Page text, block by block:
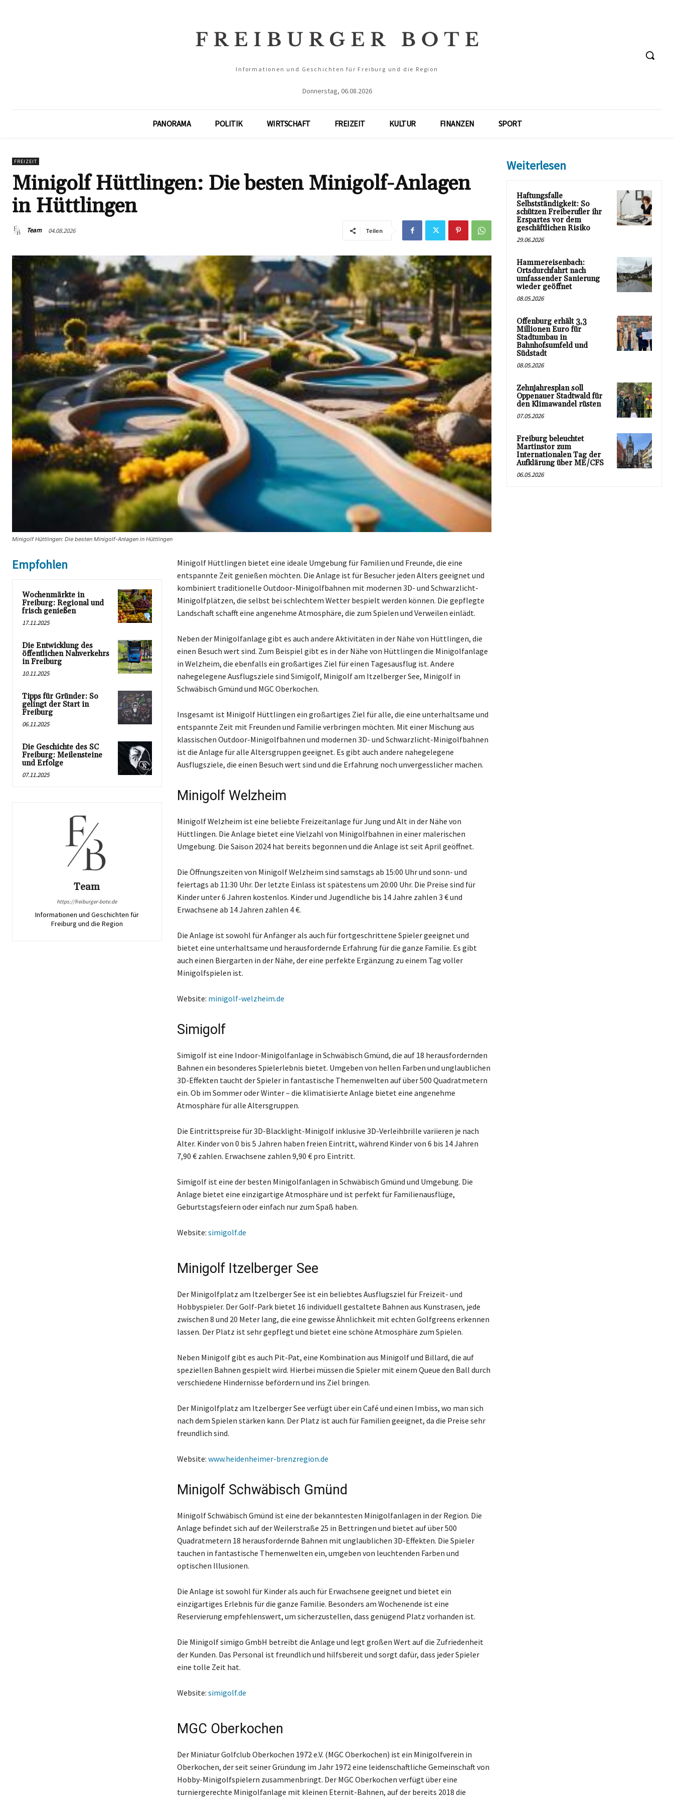
Informationen und Geschichten für Freiburg und die Region
Donnerstag, 06.08.2026
PANORAMA POLITIK WIRTSCHAFT FREIZEIT KULTUR FINANZEN SPORT
FREIZEIT
Minigolf Hüttlingen: Die besten Minigolf-Anlagen
in Hüttlingen
Team 04.08.2026 Teilen
Minigolf Hüttlingen: Die besten Minigolf-Anlagen in Hüttlingen
Empfohlen
Wochenmärkte in
Freiburg: Regional und
frisch genießen
17.11.2025
Die Entwicklung des
öffentlichen Nahverkehrs
in Freiburg
10.11.2025
Tipps für Gründer: So
gelingt der Start in
Freiburg
06.11.2025
Die Geschichte des SC
Freiburg: Meilensteine
und Erfolge
07.11.2025
Team
https://freiburger-bote.de
Informationen und Geschichten für
Freiburg und die Region
Minigolf Hüttlingen bietet eine ideale Umgebung für Familien und Freunde, die eine
entspannte Zeit genießen möchten. Die Anlage ist für Besucher jeden Alters geeignet und
kombiniert traditionelle Outdoor-Minigolfbahnen mit modernen 3D- und Schwarzlicht-
Minigolfplätzen, die selbst bei schlechtem Wetter bespielt werden können. Die gepflegte
Landschaft schafft eine angenehme Atmosphäre, die zum Spielen und Verweilen einlädt.
Neben der Minigolfanlage gibt es auch andere Aktivitäten in der Nähe von Hüttlingen, die
einen Besuch wert sind. Zum Beispiel gibt es in der Nähe von Hüttlingen die Minigolfanlage
in Welzheim, die ebenfalls ein großartiges Ziel für einen Tagesausflug ist. Andere
nahegelegene Ausflugsziele sind Simigolf, Minigolf am Itzelberger See, Minigolf in
Schwäbisch Gmünd und MGC Oberkochen.
Insgesamt ist Minigolf Hüttlingen ein großartiges Ziel für alle, die eine unterhaltsame und
entspannte Zeit mit Freunden und Familie verbringen möchten. Mit einer Mischung aus
klassischen Outdoor-Minigolfbahnen und modernen 3D- und Schwarzlicht-Minigolfbahnen
ist die Anlage für alle Altersgruppen geeignet. Es gibt auch andere nahegelegene
Ausflugsziele, die einen Besuch wert sind und die Erfahrung noch unvergesslicher machen.
Minigolf Welzheim
Minigolf Welzheim ist eine beliebte Freizeitanlage für Jung und Alt in der Nähe von
Hüttlingen. Die Anlage bietet eine Vielzahl von Minigolfbahnen in einer malerischen
Umgebung. Die Saison 2024 hat bereits begonnen und die Anlage ist seit April geöffnet.
Die Öffnungszeiten von Minigolf Welzheim sind samstags ab 15:00 Uhr und sonn- und
feiertags ab 11:30 Uhr. Der letzte Einlass ist spätestens um 20:00 Uhr. Die Preise sind für
Kinder unter 6 Jahren kostenlos. Kinder und Jugendliche bis 14 Jahre zahlen 3 € und
Erwachsene ab 14 Jahren zahlen 4 €.
Die Anlage ist sowohl für Anfänger als auch für fortgeschrittene Spieler geeignet und
bietet eine unterhaltsame und herausfordernde Erfahrung für die ganze Familie. Es gibt
auch einen Biergarten in der Nähe, der eine perfekte Ergänzung zu einem Tag voller
Minigolfspielen ist.
Website: minigolf-welzheim.de
Simigolf
Simigolf ist eine Indoor-Minigolfanlage in Schwäbisch Gmünd, die auf 18 herausfordernden
Bahnen ein besonderes Spielerlebnis bietet. Umgeben von hellen Farben und unglaublichen
3D-Effekten taucht der Spieler in fantastische Themenwelten auf über 500 Quadratmetern
ein. Ob im Sommer oder Winter – die klimatisierte Anlage bietet eine angenehme
Atmosphäre für alle Altersgruppen.
Die Eintrittspreise für 3D-Blacklight-Minigolf inklusive 3D-Verleihbrille variieren je nach
Alter. Kinder von 0 bis 5 Jahren haben freien Eintritt, während Kinder von 6 bis 14 Jahren
7,90 € zahlen. Erwachsene zahlen 9,90 € pro Eintritt.
Simigolf ist eine der besten Minigolfanlagen in Schwäbisch Gmünd und Umgebung. Die
Anlage bietet eine einzigartige Atmosphäre und ist perfekt für Familienausflüge,
Geburtstagsfeiern oder einfach nur zum Spaß haben.
Website: simigolf.de
Minigolf Itzelberger See
Der Minigolfplatz am Itzelberger See ist ein beliebtes Ausflugsziel für Freizeit- und
Hobbyspieler. Der Golf-Park bietet 16 individuell gestaltete Bahnen aus Kunstrasen, jede
zwischen 8 und 20 Meter lang, die eine gewisse Ähnlichkeit mit echten Golfgreens erkennen
lassen. Der Platz ist sehr gepflegt und bietet eine schöne Atmosphäre zum Spielen.
Neben Minigolf gibt es auch Pit-Pat, eine Kombination aus Minigolf und Billard, die auf
speziellen Bahnen gespielt wird. Hierbei müssen die Spieler mit einem Queue den Ball durch
verschiedene Hindernisse befördern und ins Ziel bringen.
Der Minigolfplatz am Itzelberger See verfügt über ein Café und einen Imbiss, wo man sich
nach dem Spielen stärken kann. Der Platz ist auch für Familien geeignet, da die Preise sehr
freundlich sind.
Website: www.heidenheimer-brenzregion.de
Minigolf Schwäbisch Gmünd
Minigolf Schwäbisch Gmünd ist eine der bekanntesten Minigolfanlagen in der Region. Die
Anlage befindet sich auf der Weilerstraße 25 in Bettringen und bietet auf über 500
Quadratmetern 18 herausfordernde Bahnen mit unglaublichen 3D-Effekten. Die Spieler
tauchen in fantastische Themenwelten ein, umgeben von leuchtenden Farben und
optischen Illusionen.
Die Anlage ist sowohl für Kinder als auch für Erwachsene geeignet und bietet ein
einzigartiges Erlebnis für die ganze Familie. Besonders am Wochenende ist eine
Reservierung empfehlenswert, um sicherzustellen, dass genügend Platz vorhanden ist.
Die Minigolf simigo GmbH betreibt die Anlage und legt großen Wert auf die Zufriedenheit
der Kunden. Das Personal ist freundlich und hilfsbereit und sorgt dafür, dass jeder Spieler
eine tolle Zeit hat.
Website: simigolf.de
MGC Oberkochen
Der Miniatur Golfclub Oberkochen 1972 e.V. (MGC Oberkochen) ist ein Minigolfverein in
Oberkochen, der seit seiner Gründung im Jahr 1972 eine leidenschaftliche Gemeinschaft von
Hobby-Minigolfspielern zusammenbringt. Der MGC Oberkochen verfügt über eine
turniergerechte Minigolfanlage mit kleinen Eternit-Bahnen, auf der bereits 2018 die
Weiterlesen
Haftungsfalle
Selbstständigkeit: So
schützen Freiberufler ihr
Erspartes vor dem
geschäftlichen Risiko
29.06.2026
Hammereisenbach:
Ortsdurchfahrt nach
umfassender Sanierung
wieder geöffnet
08.05.2026
Offenburg erhält 3,3
Millionen Euro für
Stadtumbau in
Bahnhofsumfeld und
Südstadt
08.05.2026
Zehnjahresplan soll
Oppenauer Stadtwald für
den Klimawandel rüsten
07.05.2026
Freiburg beleuchtet
Martinstor zum
Internationalen Tag der
Aufklärung über ME/CFS
06.05.2026